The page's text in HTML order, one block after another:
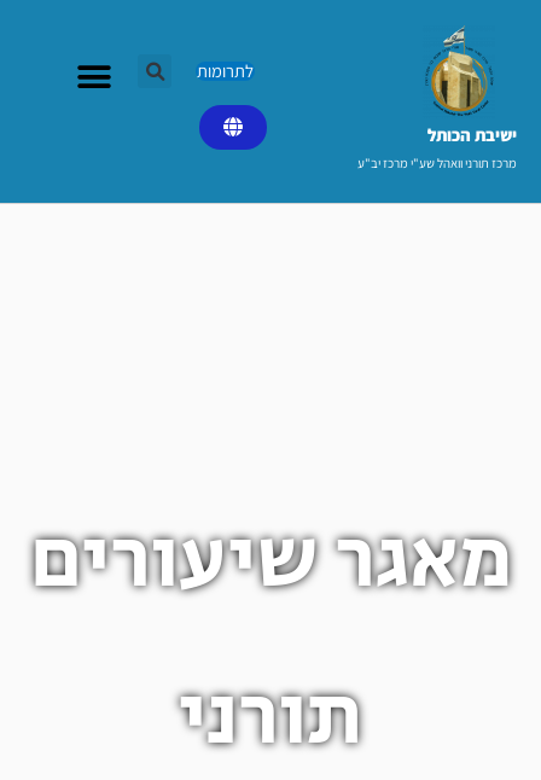
ישיבת הכותל​
מרכז תורני וואהל שע"י מרכז יב"ע
לתרומות
מאגר שיעורים
תורני